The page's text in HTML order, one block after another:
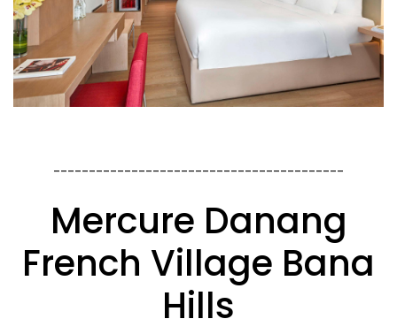
-----------------------------------------
Mercure Danang
French Village Bana
Hills